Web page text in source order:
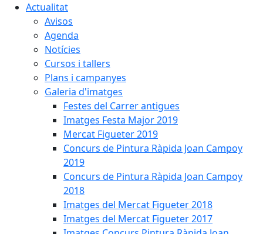
Actualitat
Avisos
Agenda
Notícies
Cursos i tallers
Plans i campanyes
Galeria d'imatges
Festes del Carrer antigues
Imatges Festa Major 2019
Mercat Figueter 2019
Concurs de Pintura Ràpida Joan Campoy
2019
Concurs de Pintura Ràpida Joan Campoy
2018
Imatges del Mercat Figueter 2018
Imatges del Mercat Figueter 2017